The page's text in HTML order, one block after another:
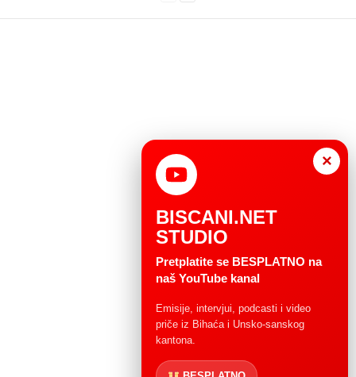
×
BISCANI.NET
STUDIO
Pretplatite se BESPLATNO na
naš YouTube kanal
Emisije, intervjui, podcasti i video
priče iz Bihaća i Unsko-sanskog
kantona.